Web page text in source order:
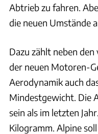
Abtrieb zu fahren.
die neuen Umstände
Dazu zählt neben
der neuen Motoren-
Aerodynamik auch
Mindestgewicht. Die
sein als im letzten
Kilogramm. Alpine